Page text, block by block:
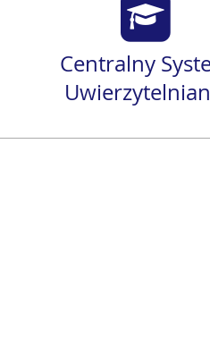
Centralny